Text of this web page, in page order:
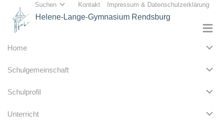
Suchen Kontakt Impressum & Datenschutzerklärung
Helene-Lange-Gymnasium Rendsburg
Home
Schulgemeinschaft
Schulprofil
Unterricht